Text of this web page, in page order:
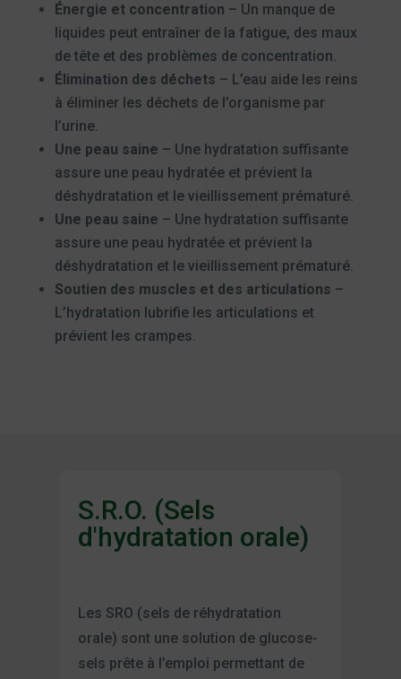
Énergie et concentration – Un manque de
liquides peut entraîner de la fatigue, des maux
de tête et des problèmes de concentration.
Élimination des déchets – L’eau aide les reins
à éliminer les déchets de l’organisme par
l’urine.
Une peau saine – Une hydratation suffisante
assure une peau hydratée et prévient la
déshydratation et le vieillissement prématuré.
Une peau saine – Une hydratation suffisante
assure une peau hydratée et prévient la
déshydratation et le vieillissement prématuré.
Soutien des muscles et des articulations –
L’hydratation lubrifie les articulations et
prévient les crampes.
S.R.O. (Sels
d'hydratation orale)
Les SRO (sels de réhydratation
orale) sont une solution de glucose-
sels prête à l’emploi permettant de